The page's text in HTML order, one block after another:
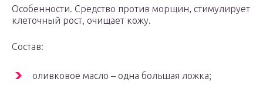
Особенности. Средство против морщин, стимулирует
клеточный рост, очищает кожу.
Состав:
оливковое масло – одна большая ложка;